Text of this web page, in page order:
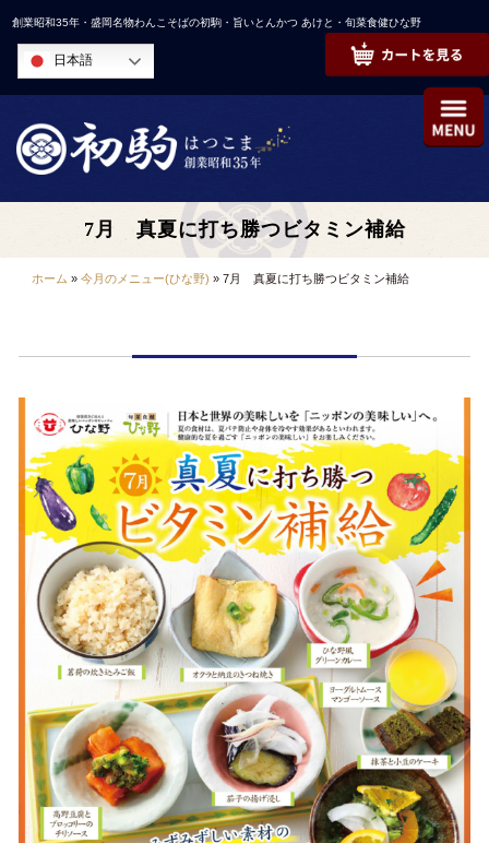
ン
キ
プ
創業昭和35年・盛岡名物わんこそばの初駒・旨いとんかつ あけと・旬菜食健ひな野
日本語
7月 真夏に打ち勝つビタミン補給
ホーム »今月のメニュー(ひな野) »7月 真夏に打ち勝つビタミン補給